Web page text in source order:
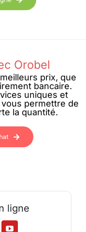
Orobel
prix, que
bancaire.
uniques et
permettre de
la quantité.
ligne